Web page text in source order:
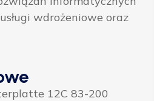
wdrożeniowe oraz
12C 83-200